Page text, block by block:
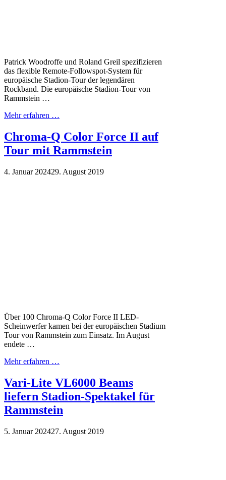
Patrick Woodroffe und Roland Greil spezifizieren
das flexible Remote-Followspot-System für
europäische Stadion-Tour der legendären
Rockband. Die europäische Stadion-Tour von
Rammstein …
Mehr erfahren …
Chroma-Q Color Force II auf
Tour mit Rammstein
4. Januar 202429. August 2019
Über 100 Chroma-Q Color Force II LED-
Scheinwerfer kamen bei der europäischen Stadium
Tour von Rammstein zum Einsatz. Im August
endete …
Mehr erfahren …
Vari-Lite VL6000 Beams
liefern Stadion-Spektakel für
Rammstein
5. Januar 202427. August 2019